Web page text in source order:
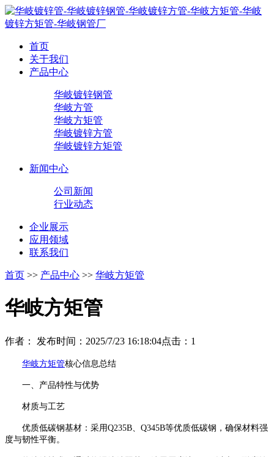
首页
关于我们
产品中心
华岐镀锌钢管
华岐方管
华岐方矩管
华岐镀锌方管
华岐镀锌方矩管
新闻中心
公司新闻
行业动态
企业展示
应用领域
联系我们
首页 >> 产品中心 >> 华岐方矩管
华岐方矩管
作者： 发布时间：2025/7/23 16:18:04点击： 1
华岐方矩管核心信息总结
一、产品特性与优势
材质与工艺
优质低碳钢基材：采用Q235B、Q345B等优质低碳钢，确保材料强
度与韧性平衡。